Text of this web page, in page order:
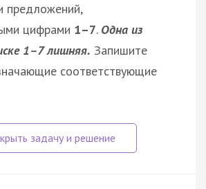
предложений,
цифрами 1–7. Одна из
1–7 лишняя. Запишите
соответствующие